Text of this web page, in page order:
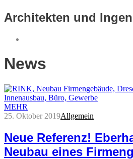
Architekten und
News
MEHR
25. Oktober 2019Allgemein
Neue Referenz!
Neubau eines